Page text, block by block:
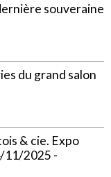
souveraine
du grand salon
& cie. Expo
11/2025 -